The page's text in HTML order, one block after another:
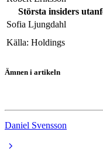
Största insiders
Sofia Ljungdahl
Källa: Holdings
Ämnen i artikeln
Daniel Svensson